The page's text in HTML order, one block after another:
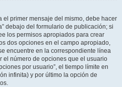
primer mensaje del mismo, debe hacer
debajo del formulario de publicación; si
los permisos apropiados para crear
dos opciones en el campo apropiado,
encuentre en la correspondiente línea
el número de opciones que el usuario
por usuario”, el tiempo límite en
infinita) y por último la opción de